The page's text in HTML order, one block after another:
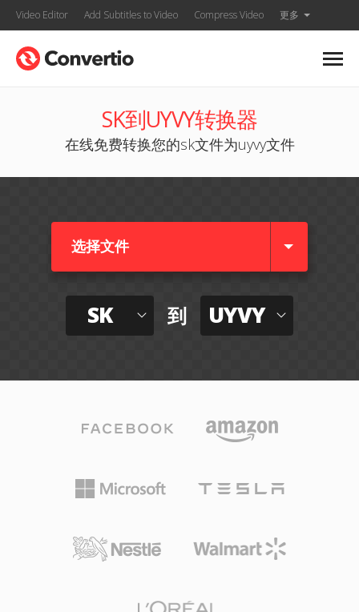
Video Editor Add Subtitles to Video Compress Video 更多
SK到UYVY转换器
在线免费转换您的sk文件为uyvy文件
选择文件
SK 到 UYVY